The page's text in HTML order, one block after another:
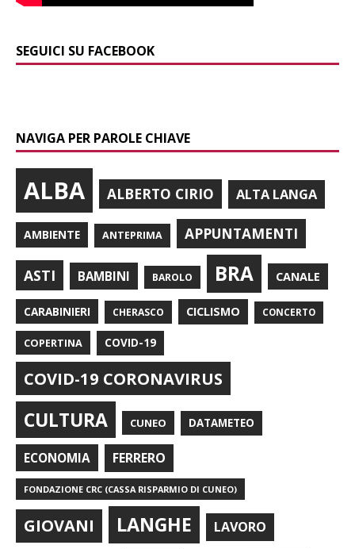
SEGUICI SU FACEBOOK
NAVIGA PER PAROLE CHIAVE
ALBA ALBERTO CIRIO ALTA LANGA
AMBIENTE ANTEPRIMA APPUNTAMENTI
ASTI BAMBINI BAROLO BRA CANALE
CARABINIERI CHERASCO CICLISMO CONCERTO
COPERTINA COVID-19
COVID-19 CORONAVIRUS
CULTURA CUNEO DATAMETEO
ECONOMIA FERRERO
FONDAZIONE CRC (CASSA RISPARMIO DI CUNEO)
GIOVANI LANGHE LAVORO